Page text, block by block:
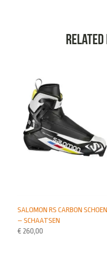
SALOMON RS CARBON SCHOEN
– SCHAATSEN
€ 260,00